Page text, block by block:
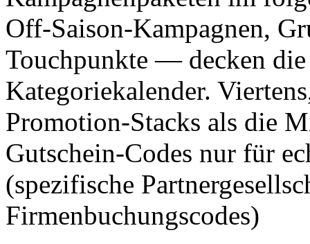
Off-Saison-Kampagnen,
Touchpunkte — decken
Kategoriekalender.
Promotion-Stacks als die
Gutschein-Codes nur für
(spezifische
Firmenbuchungscodes)